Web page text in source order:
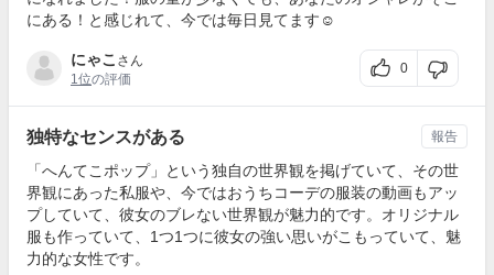
にある！と感じれて、今では毎日見てます☺️
にゃこ さん
1位の評価
0
独特なセンスがある
「へんてこポップ」という独自の世界観を掲げていて、その世
界観にあった私服や、今ではおうちコーデの服装の動画もアッ
プしていて、彼女のブレない世界観が魅力的です。オリジナル
服も作っていて、1つ1つに彼女の強い思いがこもっていて、魅
力的な女性です。
報告